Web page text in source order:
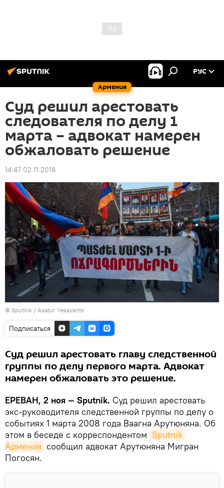
Армения
РУС
Суд решил арестовать
следователя по делу 1
марта – адвокат намерен
обжаловать решение
14:47 02.11.2018
© Sputnik / Asatur Yesayants
Подписаться
Суд решил арестовать главу следственной
группы по делу первого марта. Адвокат
намерен обжаловать это решение.
ЕРЕВАН, 2 ноя — Sputnik. Суд решил арестовать
экс-руководителя следственной группы по делу о
событиях 1 марта 2008 года Ваагна Арутюняна. Об
этом в беседе с корреспондентом Sputnik
Армения сообщил адвокат Арутюняна Мигран
Погосян.